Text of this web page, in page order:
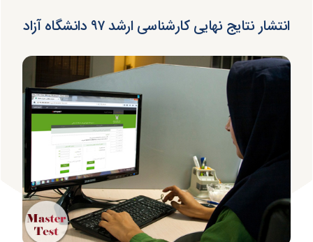
انتشار نتایج نهایی کارشناسی ارشد ۹۷ دانشگاه آزاد